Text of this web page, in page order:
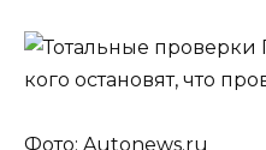
Фото: Autonews.ru